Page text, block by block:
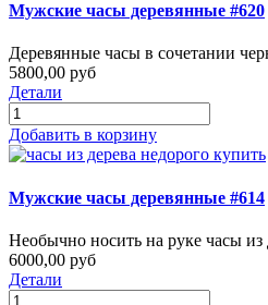
Мужские часы деревянные #620
Деревянные часы в сочетании
5800,00 руб
Детали
Добавить в корзину
Мужские часы деревянные #614
Необычно носить на руке часы из
6000,00 руб
Детали